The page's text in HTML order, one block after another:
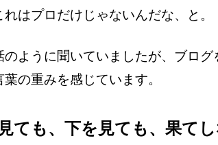
はプロだけじゃないんだな、と。
のように聞いていましたが、ブロ
の重みを感じています。
ても、下を見ても、果て